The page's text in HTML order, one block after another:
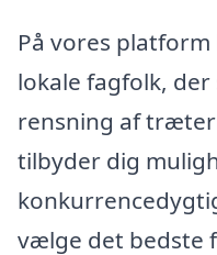
På vores
lokale fagfolk, der
rensning af
tilbyder dig
vælge det bedste